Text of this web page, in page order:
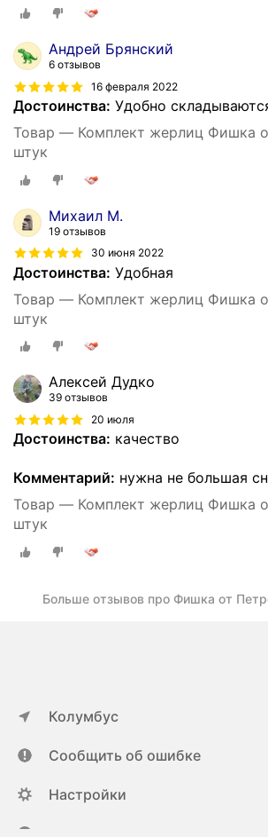
Андрей Брянский
6 отзывов
16 февраля 2022
Достоинства: Удобно
Товар — Комплект жерлиц Фишка
штук
Михаил М.
19 отзывов
30 июня 2022
Достоинства: Удобная
Товар — Комплект жерлиц Фишка
штук
Алексей Дудко
39 отзывов
20 июля
Достоинства: качество
Комментарий: нужна не большая
Товар — Комплект жерлиц Фишка
штук
Больше отзывов про Фишка от
Колумбус
Сообщить об ошибке
Настройки